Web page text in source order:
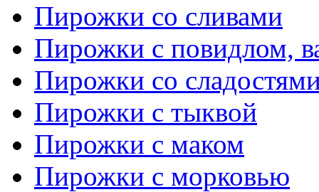
Пирожки со сливами
Пирожки с повидлом,
Пирожки со
Пирожки с тыквой
Пирожки с маком
Пирожки с морковью